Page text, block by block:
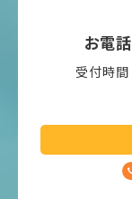
お電
受付時